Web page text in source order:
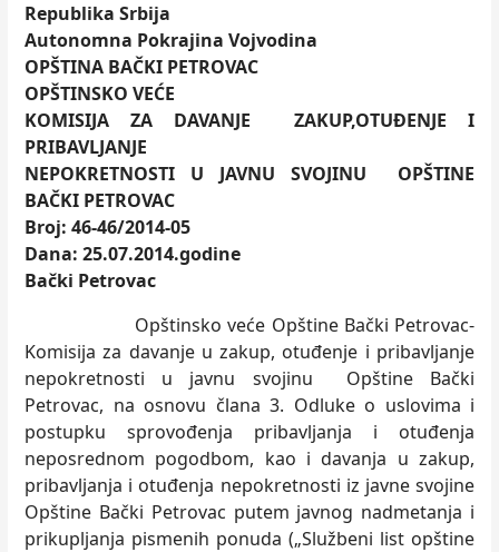
Republika Srbija
Autonomna Pokrajina Vojvodina
OPŠTINA BAČKI PETROVAC
OPŠTINSKO VEĆE
KOMISIJA ZA DAVANJE ZAKUP,OTUĐENJE I
PRIBAVLJANJE
NEPOKRETNOSTI U JAVNU SVOJINU OPŠTINE
BAČKI PETROVAC
Broj: 46-46/2014-05
Dana: 25.07.2014.godine
Bački Petrovac
Opštinsko veće Opštine Bački Petrovac-
Komisija za davanje u zakup, otuđenje i pribavljanje
nepokretnosti u javnu svojinu Opštine Bački
Petrovac, na osnovu člana 3. Odluke o uslovima i
postupku sprovođenja pribavljanja i otuđenja
neposrednom pogodbom, kao i davanja u zakup,
pribavljanja i otuđenja nepokretnosti iz javne svojine
Opštine Bački Petrovac putem javnog nadmetanja i
prikupljanja pismenih ponuda („Službeni list opštine